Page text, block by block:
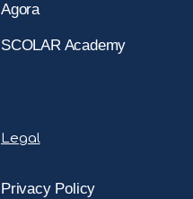
Agora
SCOLAR Academy
Legal
Privacy Policy